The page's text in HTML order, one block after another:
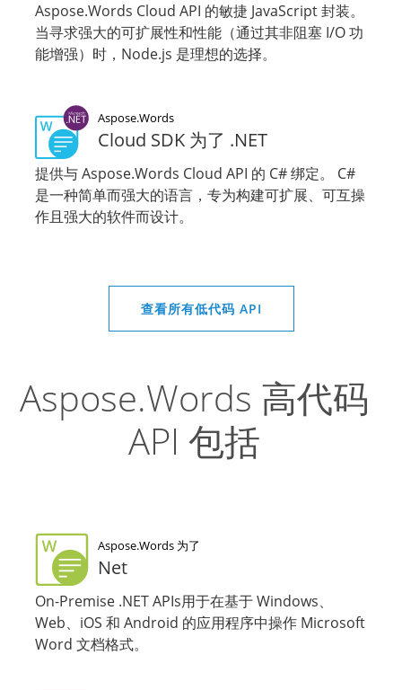
Aspose.Words Cloud API 的敏捷 JavaScript 封装。
当寻求强大的可扩展性和性能（通过其非阻塞 I/O 功
能增强）时，Node.js 是理想的选择。
Aspose.Words
Cloud SDK 为了 .NET
提供与 Aspose.Words Cloud API 的 C# 绑定。 C#
是一种简单而强大的语言，专为构建可扩展、可互操
作且强大的软件而设计。
查看所有低代码 API
Aspose.Words 高代码
API 包括
Aspose.Words 为了
Net
On-Premise .NET APIs用于在基于 Windows、
Web、iOS 和 Android 的应用程序中操作 Microsoft
Word 文档格式。